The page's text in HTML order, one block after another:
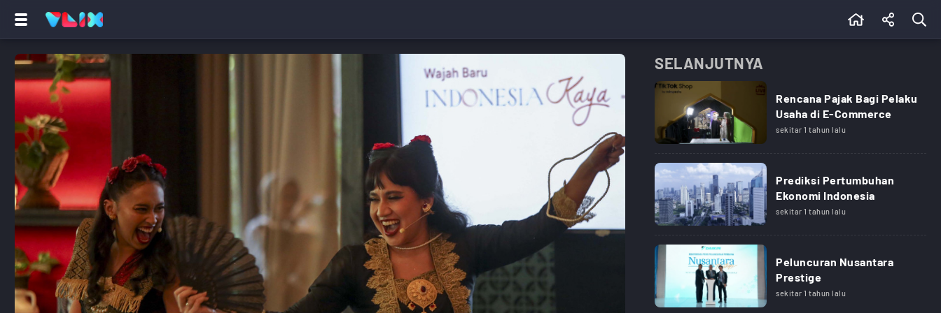
SELANJUTNYA
Rencana Pajak Bagi Pelaku
Usaha di E-Commerce
sekitar 1 tahun lalu
Prediksi Pertumbuhan
Ekonomi Indonesia
sekitar 1 tahun lalu
Peluncuran Nusantara
Prestige
sekitar 1 tahun lalu